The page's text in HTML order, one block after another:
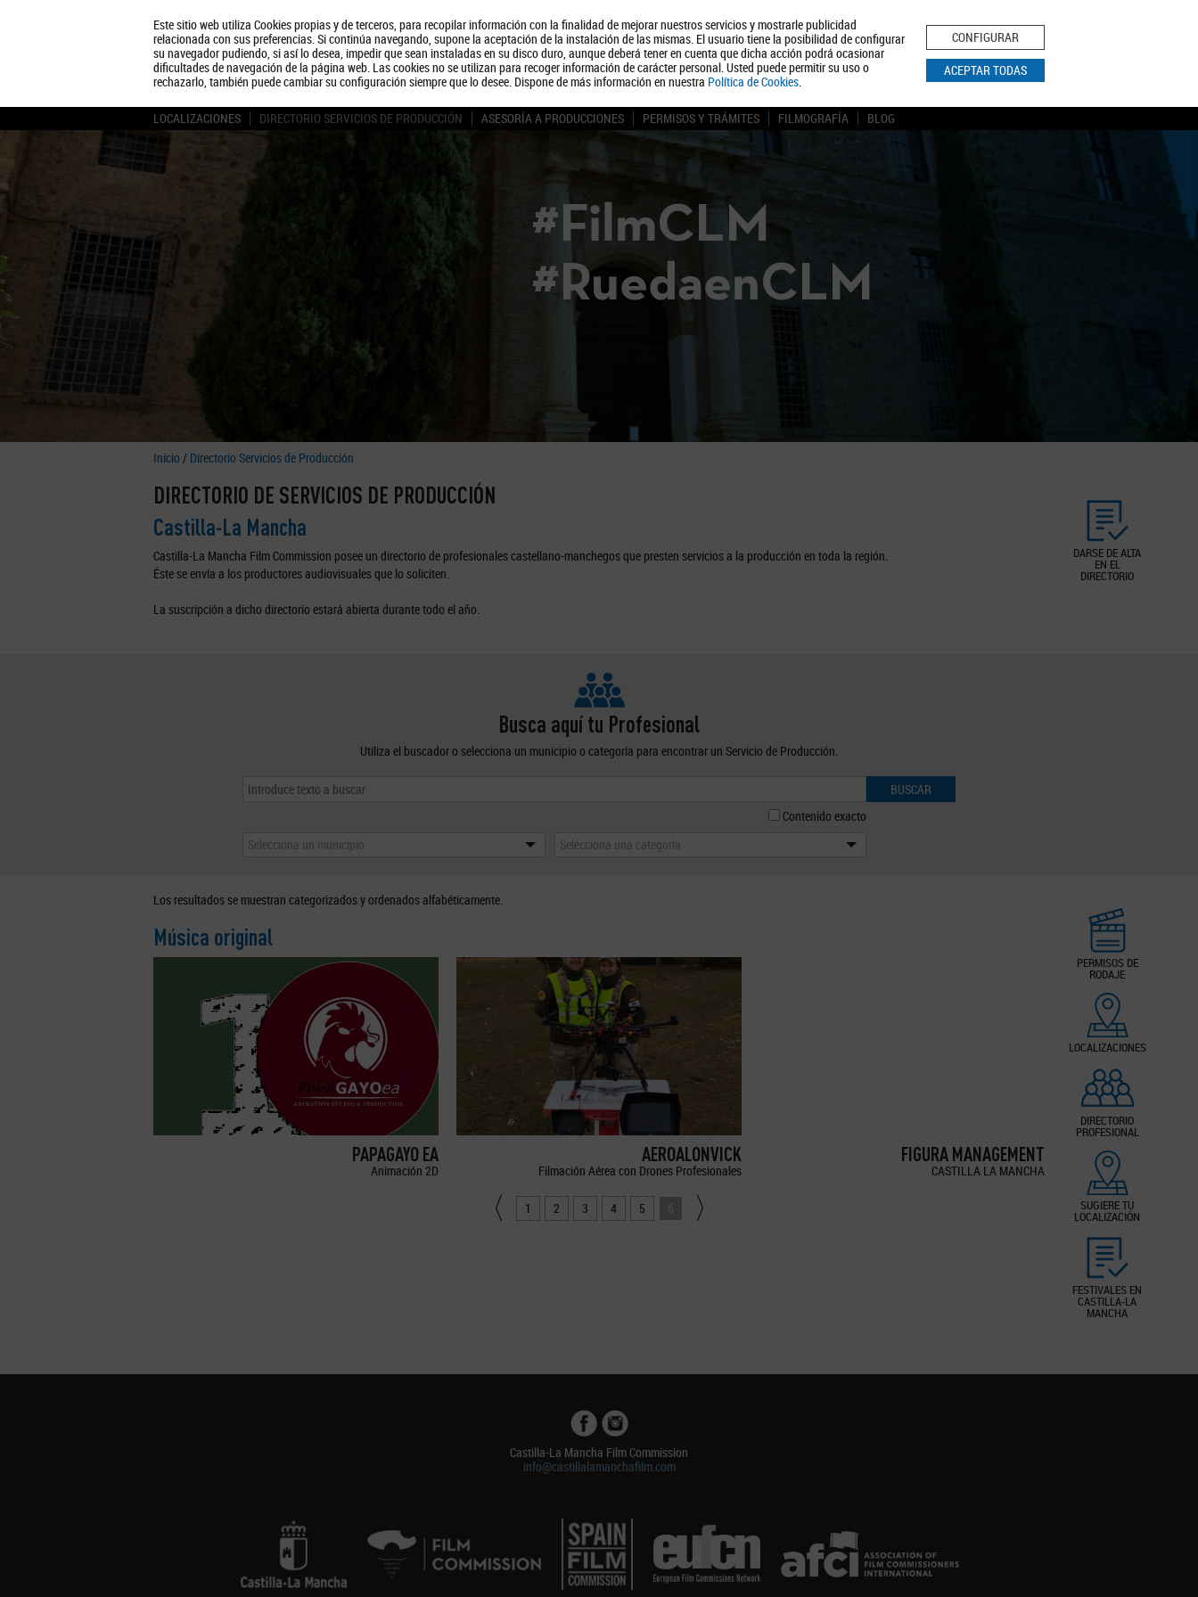
Este sitio web utiliza Cookies propias y de terceros, para recopilar información con la finalidad de mejorar nuestros servicios y mostrarle publicidad
relacionada con sus preferencias. Si continúa navegando, supone la aceptación de la instalación de las mismas. El usuario tiene la posibilidad de configurar
su navegador pudiendo, si así lo desea, impedir que sean instaladas en su disco duro, aunque deberá tener en cuenta que dicha acción podrá ocasionar
dificultades de navegación de la página web. Las cookies no se utilizan para recoger información de carácter personal. Usted puede permitir su uso o
rechazarlo, también puede cambiar su configuración siempre que lo desee. Dispone de más información en nuestra Política de Cookies.
CONFIGURAR
ACEPTAR TODAS
Quiénes somos Turismo Política de Privacidad Aviso Legal Política de Cookies
BUSCAR
LOCALIZACIONES DIRECTORIO SERVICIOS DE PRODUCCIÓN ASESORÍA A PRODUCCIONES PERMISOS Y TRÁMITES FILMOGRAFÍA BLOG
#FilmCLM
#RuedaenCLM
Inicio / Directorio Servicios de Producción
DARSE DE ALTA
EN EL
DIRECTORIO
DIRECTORIO DE SERVICIOS DE PRODUCCIÓN
Castilla-La Mancha
Castilla-La Mancha Film Commission posee un directorio de profesionales castellano-manchegos que presten servicios a la producción en toda la región.
Éste se envía a los productores audiovisuales que lo soliciten.
La suscripción a dicho directorio estará abierta durante todo el año.
Busca aquí tu Profesional
Utiliza el buscador o selecciona un municipio o categoría para encontrar un Servicio de Producción.
BUSCAR
Contenido exacto
Selecciona un municipio
Selecciona una categoría
PERMISOS DE
RODAJE
LOCALIZACIONES
DIRECTORIO
PROFESIONAL
SUGIERE TU
LOCALIZACIÓN
FESTIVALES EN
CASTILLA-LA
MANCHA
Los resultados se muestran categorizados y ordenados alfabéticamente.
Música original
PAPAGAYO EA
Animación 2D
AEROALONVICK
Filmación Aérea con Drones Profesionales
FIGURA MANAGEMENT
CASTILLA LA MANCHA
1 2 3 4 5 6
Castilla-La Mancha Film Commission
info@castillalamanchafilm.com